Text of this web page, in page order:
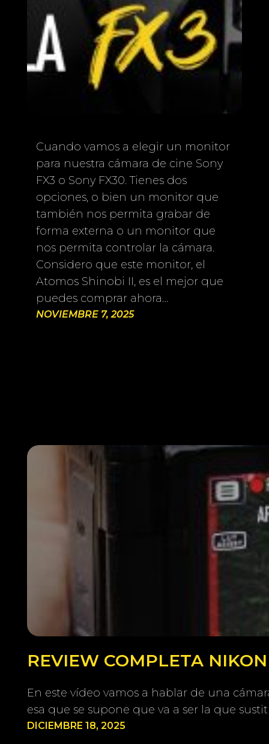
Cuando vamos a elegir un monitor
para nuestra cámara de cine Sony
FX3 o Sony FX30. Tienes dos
opciones, o bien un monitor que
también nos permita grabar de
forma externa o un monitor que
nos permita controlar la cámara.
Considero que este monitor, el
Atomos Shinobi II, es el mejor que
puedes comprar ahora…
NOVIEMBRE 7, 2025
REVIEW COMPLETA
En este vídeo vamos a hablar de una
esa que se supone que va a ser la que
DICIEMBRE 18, 2025